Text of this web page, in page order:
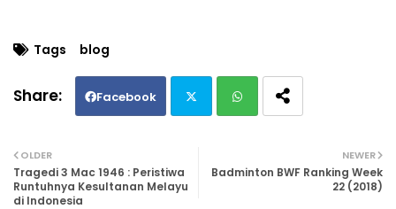
Tags blog
Facebook
tte ats
NEWER
Badminton BWF Ranking Week
22 (2018)
OLDER
Tragedi 3 Mac 1946 : Peristiwa
Runtuhnya Kesultanan Melayu
di Indonesia